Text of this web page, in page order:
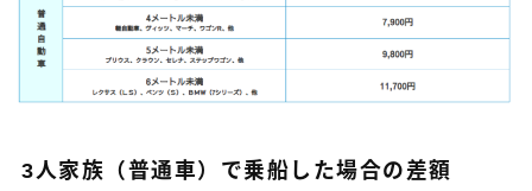
3人家族（普通車）で乗船した場合の差額